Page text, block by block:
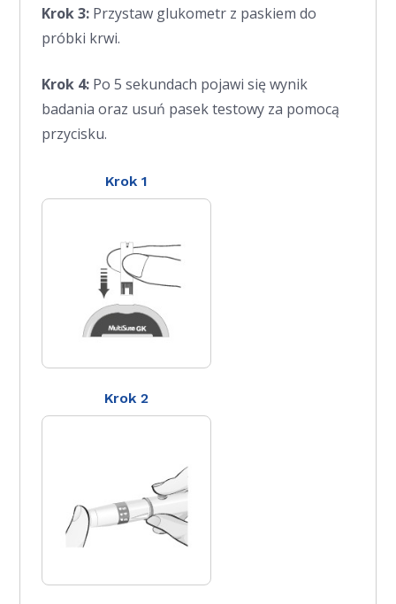
Krok 3: Przystaw glukometr z paskiem do
próbki krwi.
Krok 4: Po 5 sekundach pojawi się wynik
badania oraz usuń pasek testowy za pomocą
przycisku.
Krok 1
Krok 2